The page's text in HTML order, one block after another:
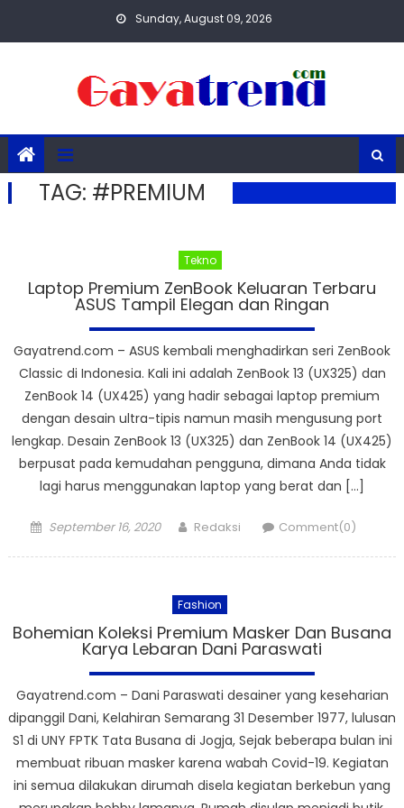
Sunday, August 09, 2026
TAG: #PREMIUM
Tekno
Laptop Premium ZenBook Keluaran Terbaru
ASUS Tampil Elegan dan Ringan
Gayatrend.com – ASUS kembali menghadirkan seri ZenBook
Classic di Indonesia. Kali ini adalah ZenBook 13 (UX325) dan
ZenBook 14 (UX425) yang hadir sebagai laptop premium
dengan desain ultra-tipis namun masih mengusung port
lengkap. Desain ZenBook 13 (UX325) dan ZenBook 14 (UX425)
berpusat pada kemudahan pengguna, dimana Anda tidak
lagi harus menggunakan laptop yang berat dan […]
Posted
September 16, 2020 Author
Redaksi Comment(0)
Fashion
Bohemian Koleksi Premium Masker Dan Busana
Karya Lebaran Dani Paraswati
Gayatrend.com – Dani Paraswati desainer yang keseharian
dipanggil Dani, Kelahiran Semarang 31 Desember 1977, lulusan
S1 di UNY FPTK Tata Busana di Jogja, Sejak beberapa bulan ini
membuat ribuan masker karena wabah Covid-19. Kegiatan
ini semua dilakukan dirumah disela kegiatan berkebun yang